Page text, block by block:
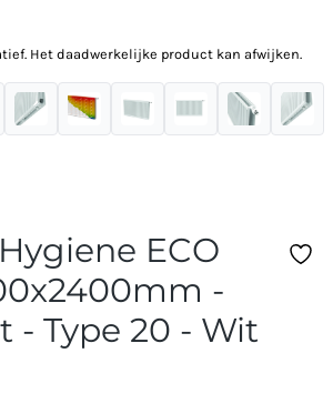
Het daadwerkelijke product kan afwijken.
ECO
-
- Type 20 - Wit